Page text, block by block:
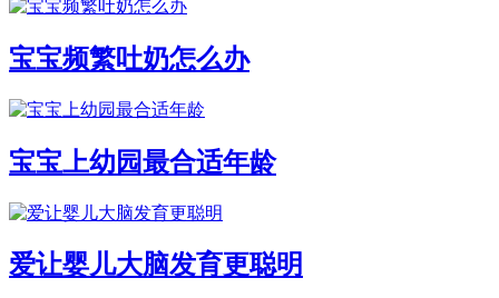
宝宝频繁吐奶怎么办
宝宝上幼园最合适年龄
爱让婴儿大脑发育更聪明